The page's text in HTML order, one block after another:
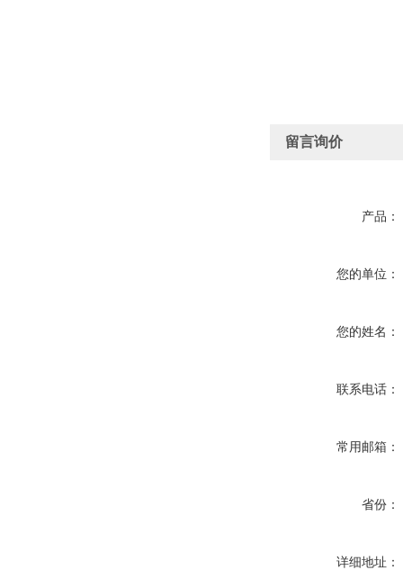
留言询价
产品：
您的单位：
您的姓名：
联系电话：
常用邮箱：
省份：
详细地址：